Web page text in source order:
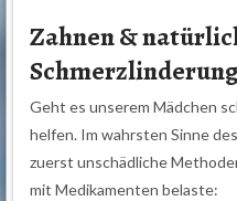
Zahnen &
Geht es unserem Mädchen
helfen. Im wahrsten Sinne
zuerst unschädliche
mit Medikamenten belaste: